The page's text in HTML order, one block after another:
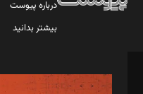
درباره پیوست
بیشتر بدانید
مدیر مسئول: محمدباقر اثنی‌عشری